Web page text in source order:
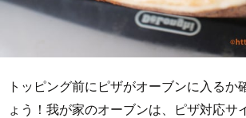
トッピング前にピザがオーブンに入るか
ょう！我が家のオーブンは、ピザ対応サ